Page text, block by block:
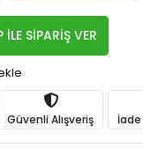
SİPARİŞ VER
Güvenli Alışveriş